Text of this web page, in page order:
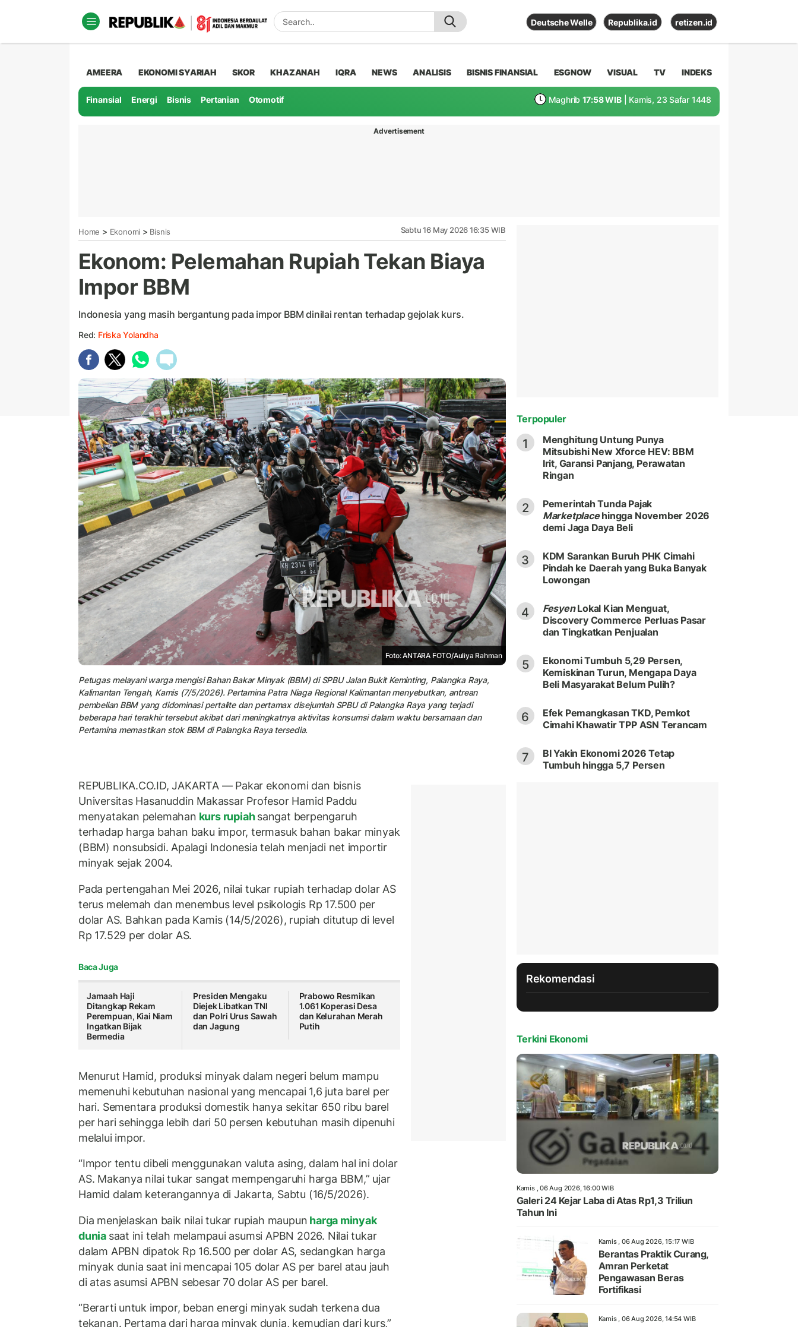
Deutsche Welle Republika.id retizen.id
AMEERA EKONOMI SYARIAH SKOR KHAZANAH IQRA NEWS ANALISIS BISNIS FINANSIAL ESGNOW VISUAL TV INDEKS
Finansial Energi Bisnis Pertanian Otomotif Maghrib 17:58 WIB | Kamis, 23 Safar 1448
Advertisement
Home > Ekonomi > Bisnis Sabtu 16 May 2026 16:35 WIB
Ekonom: Pelemahan Rupiah Tekan Biaya
Impor BBM
Indonesia yang masih bergantung pada impor BBM dinilai rentan terhadap gejolak kurs.
Red: Friska Yolandha
Foto: ANTARA FOTO/Auliya Rahman
Petugas melayani warga mengisi Bahan Bakar Minyak (BBM) di SPBU Jalan Bukit Keminting, Palangka Raya,
Kalimantan Tengah, Kamis (7/5/2026). Pertamina Patra Niaga Regional Kalimantan menyebutkan, antrean
pembelian BBM yang didominasi pertalite dan pertamax disejumlah SPBU di Palangka Raya yang terjadi
beberapa hari terakhir tersebut akibat dari meningkatnya aktivitas konsumsi dalam waktu bersamaan dan
Pertamina memastikan stok BBM di Palangka Raya tersedia.
REPUBLIKA.CO.ID, JAKARTA — Pakar ekonomi dan bisnis
Universitas Hasanuddin Makassar Profesor Hamid Paddu
menyatakan pelemahan kurs rupiahsangat berpengaruh
terhadap harga bahan baku impor, termasuk bahan bakar minyak
(BBM) nonsubsidi. Apalagi Indonesia telah menjadi net importir
minyak sejak 2004.
Pada pertengahan Mei 2026, nilai tukar rupiah terhadap dolar AS
terus melemah dan menembus level psikologis Rp 17.500 per
dolar AS. Bahkan pada Kamis (14/5/2026), rupiah ditutup di level
Rp 17.529 per dolar AS.
Baca Juga
Jamaah Haji
Ditangkap Rekam
Perempuan, Kiai Niam
Ingatkan Bijak
Bermedia
Presiden Mengaku
Diejek Libatkan TNI
dan Polri Urus Sawah
dan Jagung
Prabowo Resmikan
1.061 Koperasi Desa
dan Kelurahan Merah
Putih
Menurut Hamid, produksi minyak dalam negeri belum mampu
memenuhi kebutuhan nasional yang mencapai 1,6 juta barel per
hari. Sementara produksi domestik hanya sekitar 650 ribu barel
per hari sehingga lebih dari 50 persen kebutuhan masih dipenuhi
melalui impor.
“Impor tentu dibeli menggunakan valuta asing, dalam hal ini dolar
AS. Makanya nilai tukar sangat mempengaruhi harga BBM,” ujar
Hamid dalam keterangannya di Jakarta, Sabtu (16/5/2026).
Dia menjelaskan baik nilai tukar rupiah maupun harga minyak
dunia saat ini telah melampaui asumsi APBN 2026. Nilai tukar
dalam APBN dipatok Rp 16.500 per dolar AS, sedangkan harga
minyak dunia saat ini mencapai 105 dolar AS per barel atau jauh
di atas asumsi APBN sebesar 70 dolar AS per barel.
“Berarti untuk impor, beban energi minyak sudah terkena dua
tekanan. Pertama dari harga minyak dunia, kemudian dari kurs,”
Terpopuler
1
Menghitung Untung Punya
Mitsubishi New Xforce HEV: BBM
Irit, Garansi Panjang, Perawatan
Ringan
2
Pemerintah Tunda Pajak
Marketplacehingga November 2026
demi Jaga Daya Beli
3
KDM Sarankan Buruh PHK Cimahi
Pindah ke Daerah yang Buka Banyak
Lowongan
4 FesyenLokal Kian Menguat,
Discovery Commerce Perluas Pasar
dan Tingkatkan Penjualan
5
Ekonomi Tumbuh 5,29 Persen,
Kemiskinan Turun, Mengapa Daya
Beli Masyarakat Belum Pulih?
6
Efek Pemangkasan TKD, Pemkot
Cimahi Khawatir TPP ASN Terancam
7
BI Yakin Ekonomi 2026 Tetap
Tumbuh hingga 5,7 Persen
Rekomendasi
Terkini Ekonomi
Kamis , 06 Aug 2026, 16:00 WIB
Galeri 24 Kejar Laba di Atas Rp1,3 Triliun
Tahun Ini
Kamis , 06 Aug 2026, 15:17 WIB
Berantas Praktik Curang,
Amran Perketat
Pengawasan Beras
Fortifikasi
Kamis , 06 Aug 2026, 14:54 WIB